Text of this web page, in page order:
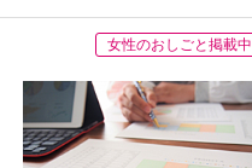
女性のおしごと掲載中